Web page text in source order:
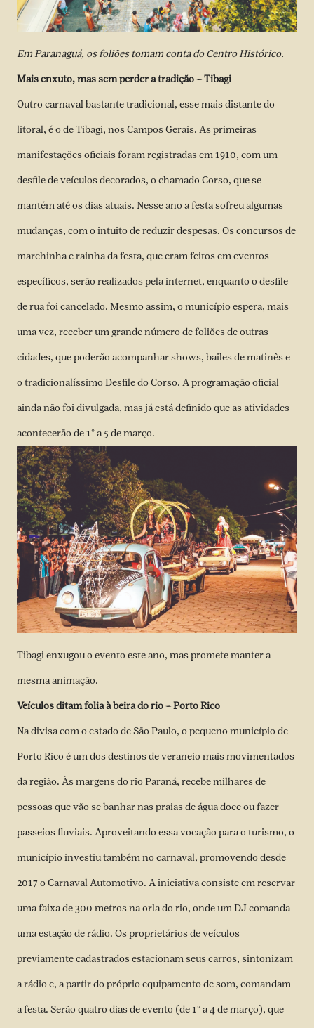
Em Paranaguá, os foliões tomam conta do Centro Histórico.
Mais enxuto, mas sem perder a tradição – Tibagi
Outro carnaval bastante tradicional, esse mais distante do
litoral, é o de Tibagi, nos Campos Gerais. As primeiras
manifestações oficiais foram registradas em 1910, com um
desfile de veículos decorados, o chamado Corso, que se
mantém até os dias atuais. Nesse ano a festa sofreu algumas
mudanças, com o intuito de reduzir despesas. Os concursos de
marchinha e rainha da festa, que eram feitos em eventos
específicos, serão realizados pela internet, enquanto o desfile
de rua foi cancelado. Mesmo assim, o município espera, mais
uma vez, receber um grande número de foliões de outras
cidades, que poderão acompanhar shows, bailes de matinês e
o tradicionalíssimo Desfile do Corso. A programação oficial
ainda não foi divulgada, mas já está definido que as atividades
acontecerão de 1° a 5 de março.
Tibagi enxugou o evento este ano, mas promete manter a
mesma animação.
Veículos ditam folia à beira do rio – Porto Rico
Na divisa com o estado de São Paulo, o pequeno município de
Porto Rico é um dos destinos de veraneio mais movimentados
da região. Às margens do rio Paraná, recebe milhares de
pessoas que vão se banhar nas praias de água doce ou fazer
passeios fluviais. Aproveitando essa vocação para o turismo, o
município investiu também no carnaval, promovendo desde
2017 o Carnaval Automotivo. A iniciativa consiste em reservar
uma faixa de 300 metros na orla do rio, onde um DJ comanda
uma estação de rádio. Os proprietários de veículos
previamente cadastrados estacionam seus carros, sintonizam
a rádio e, a partir do próprio equipamento de som, comandam
a festa. Serão quatro dias de evento (de 1° a 4 de março), que